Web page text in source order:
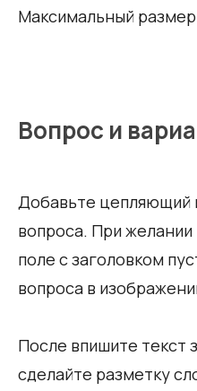
Максимальный
Вопрос и
Добавьте цепляющий
вопроса. При
поле с заголовком
вопроса в
После впишите текст
сделайте разметку